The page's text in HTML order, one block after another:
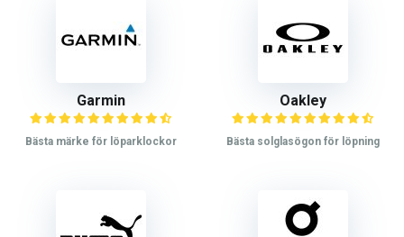
Garmin
Bästa märke för löparklockor
Oakley
Bästa solglasögon för löpning